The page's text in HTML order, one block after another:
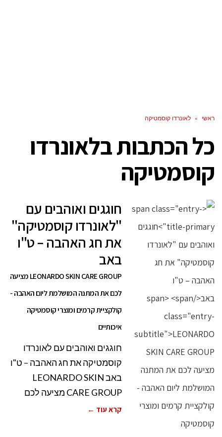
ראשי » לאונרדו קוסמטיקה
כל הכתבות בלאונרדו
קוסמטיקה
חוגגים ואוהבים עם
"לאונרדו קוסמטיקה"
את חג האהבה – ט"ו
באב
LEONARDO SKIN CARE GROUP מציעה
לכם את המתנה המושלמת ליום האהבה -
קולקציית קרמים ומוצרי קוסמטיקה
איכותיים
חוגגים ואוהבים עם לאונרדו
קוסמטיקה את חג האהבה – ט"ו
באב LEONARDO SKIN
CARE GROUP מציעה לכם
קרא עוד ←